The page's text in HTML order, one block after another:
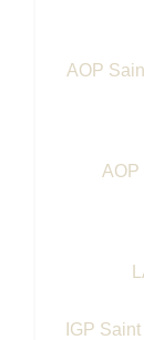
AOP
AOP
IGP